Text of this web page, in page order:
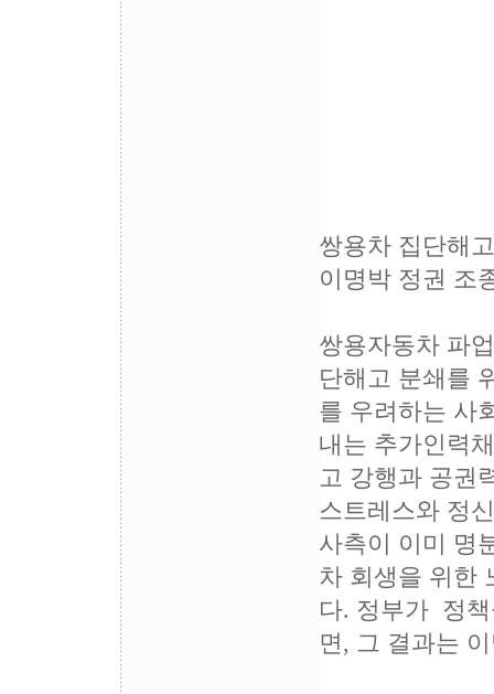
쌍용차 집단해
이명박 정권 조
쌍용자동차 파
단해고 분쇄를
를 우려하는 사
내는 추가인력
고 강행과 공권
스트레스와 정
사측이 이미 명
차 회생을 위한
다. 정부가 정
면, 그 결과는